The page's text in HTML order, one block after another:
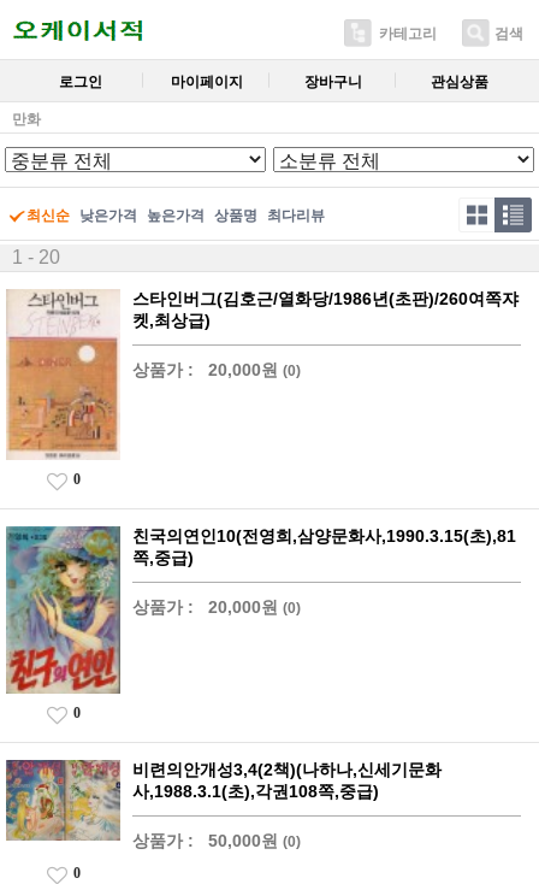
카테고리 검색
로그인 마이페이지 장바구니 관심상품
만화
최신순 낮은가격 높은가격 상품명 최다리뷰
1 - 20
스타인버그(김호근/열화당/1986년(초판)/260여쪽쟈
켓,최상급)
상품가 : 20,000원 (0)
0
친국의연인10(전영희,삼양문화사,1990.3.15(초),81
쪽,중급)
상품가 : 20,000원 (0)
0
비련의안개성3,4(2책)(나하나,신세기문화
사,1988.3.1(초),각권108쪽,중급)
상품가 : 50,000원 (0)
0